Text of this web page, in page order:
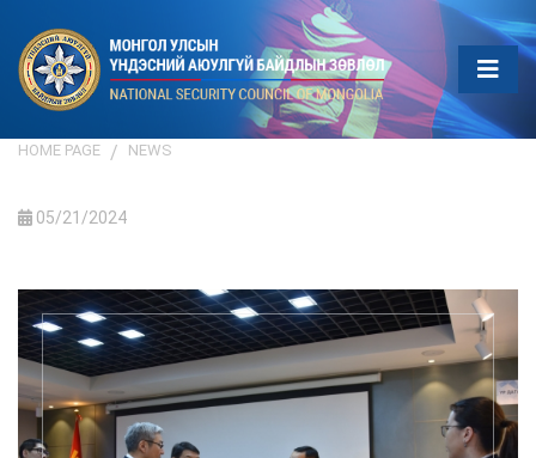
HOME PAGE NEWS
05/21/2024